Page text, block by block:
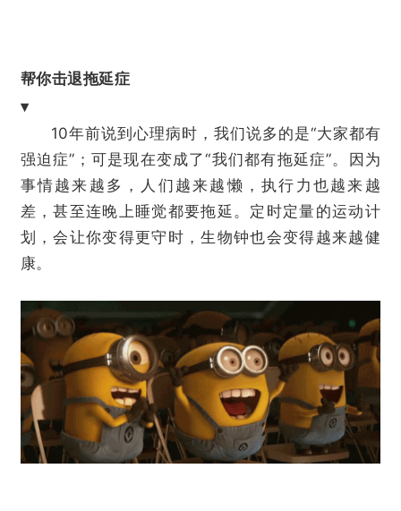
帮你击退拖延症
▾
10年前说到心理病时，我们说多的是“大家都有
强迫症”；可是现在变成了“我们都有拖延症”。因为
事情越来越多，人们越来越懒，执行力也越来越
差，甚至连晚上睡觉都要拖延。定时定量的运动计
划，会让你变得更守时，生物钟也会变得越来越健
康。